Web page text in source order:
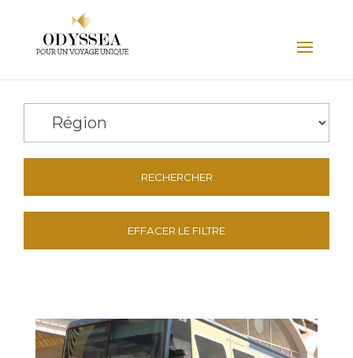
RECHERCHER
EFFACER LE FILTRE